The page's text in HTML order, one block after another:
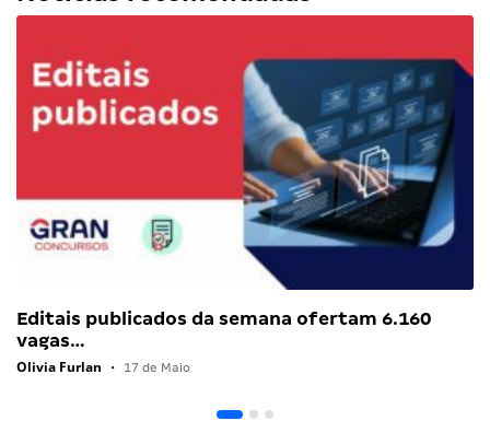
Editais publicados da semana ofertam 6.160
vagas…
Olivia Furlan • 17 de Maio